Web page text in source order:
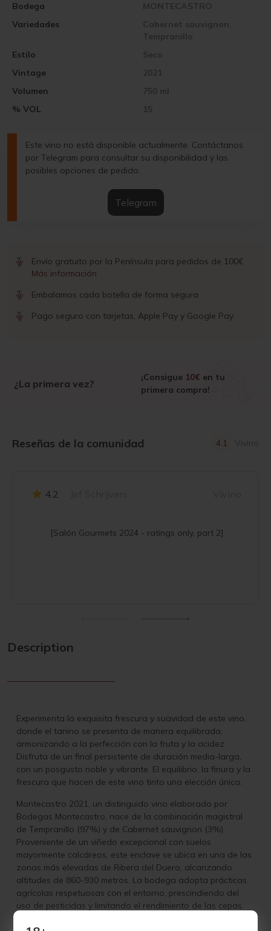
Vintage 2021
Volumen 750 ml
Bodega MONTECASTRO
% VOL 15
Variedades
Cabernet sauvignon,
Tempranillo
Estilo Seco
Este vino no está disponible actualmente. Contáctanos
por Telegram para consultar su disponibilidad y las
posibles opciones de pedido.
Telegram
Envío gratuito por la Península para pedidos de 100€
Más información
Embalamos cada botella de forma segura
Pago seguro con tarjetas, Apple Pay y Google Pay
¿La primera vez?
¡Consigue 10€ en tu
primera compra!
Reseñas de la comunidad 4.1 Vivino
4.2
[Salón Gourmets 2024 - ratings only, part 2]
Description
Experimenta la exquisita frescura y suavidad de este vino,
donde el tanino se presenta de manera equilibrada,
armonizando a la perfección con la fruta y la acidez.
Disfruta de un final persistente de duración media-larga,
con un posgusto noble y vibrante. El equilibrio, la finura y la
frescura que hacen de este vino tinto una elección única.
Montecastro 2021, un distinguido vino elaborado por
Bodegas Montecastro, nace de la combinación magistral
de Tempranillo (97%) y de Cabernet sauvignon (3%).
Proveniente de un viñedo excepcional con suelos
mayormente calcáreos, este enclave se ubica en una de las
zonas más elevadas de Ribera del Duero, alcanzando
altitudes de 860-930 metros. La bodega adopta prácticas
agrícolas respetuosas con el entorno, prescindiendo del
uso de pesticidas y limitando el rendimiento de las cepas.